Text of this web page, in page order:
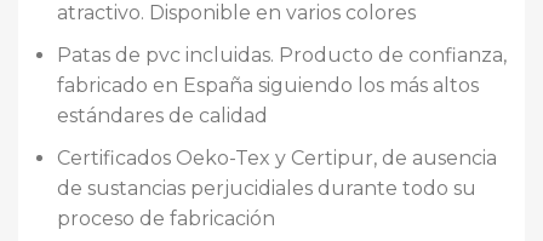
atractivo. Disponible en varios colores
Patas de pvc incluidas. Producto de confianza,
fabricado en España siguiendo los más altos
estándares de calidad
Certificados Oeko-Tex y Certipur, de ausencia
de sustancias perjucidiales durante todo su
proceso de fabricación